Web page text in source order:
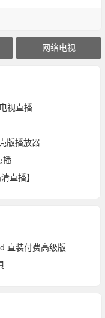
网络电视
视直播
版播放器
播
直播】
直装付费高级版